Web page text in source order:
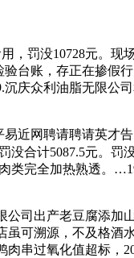
罚没10728元。现
台账，存正在掺假
庆众利油脂无限公
网聘请聘请英才
合计5087.5元。罚
类完全加热熟透。
出产老豆腐添加
可溯源，不及格酒
串过氧化值超标，